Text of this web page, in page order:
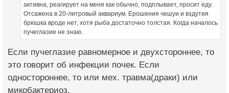
активна, реагирует на меня как обычно, подплывает, просит еду.
Отсажена в 20-литровый аквариум. Ерошения чешуи и вздутия
брюшка вроде нет, хотя рыба достаточно толстая. Когда началось
пучеглазие не знаю.
Если пучеглазие равномерное и двухстороннее, то
это говорит об инфекции почек. Если
одностороннее, то или мех. травма(драки) или
микобактериоз.